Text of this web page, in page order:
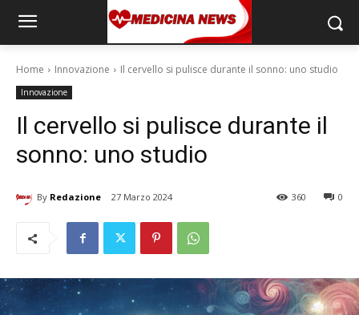
Home Innovazione Il cervello si pulisce durante il sonno: uno studio
Innovazione
Il cervello si pulisce durante il
sonno: uno studio
By Redazione 27 Marzo 2024 0
360